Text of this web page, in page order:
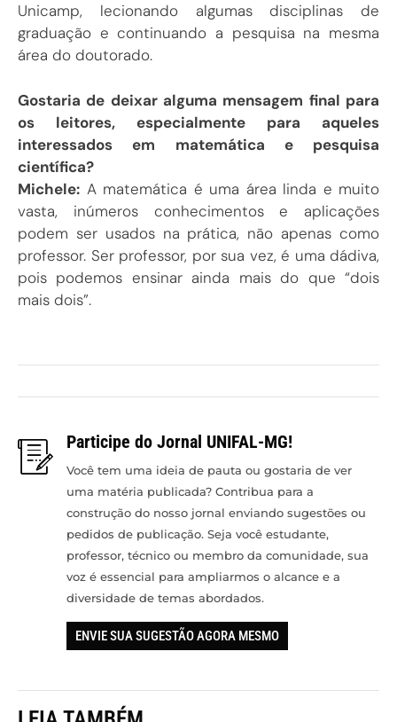
Unicamp, lecionando algumas disciplinas de
graduação e continuando a pesquisa na mesma
área do doutorado.
Gostaria de deixar alguma mensagem final para
os leitores, especialmente para aqueles
interessados em matemática e pesquisa
científica?
Michele: A matemática é uma área linda e muito
vasta, inúmeros conhecimentos e aplicações
podem ser usados na prática, não apenas como
professor. Ser professor, por sua vez, é uma dádiva,
pois podemos ensinar ainda mais do que “dois
mais dois”.
Participe do Jornal UNIFAL-MG!
Você tem uma ideia de pauta ou gostaria de ver
uma matéria publicada? Contribua para a
construção do nosso jornal enviando sugestões ou
pedidos de publicação. Seja você estudante,
professor, técnico ou membro da comunidade, sua
voz é essencial para ampliarmos o alcance e a
diversidade de temas abordados.
ENVIE SUA SUGESTÃO AGORA MESMO